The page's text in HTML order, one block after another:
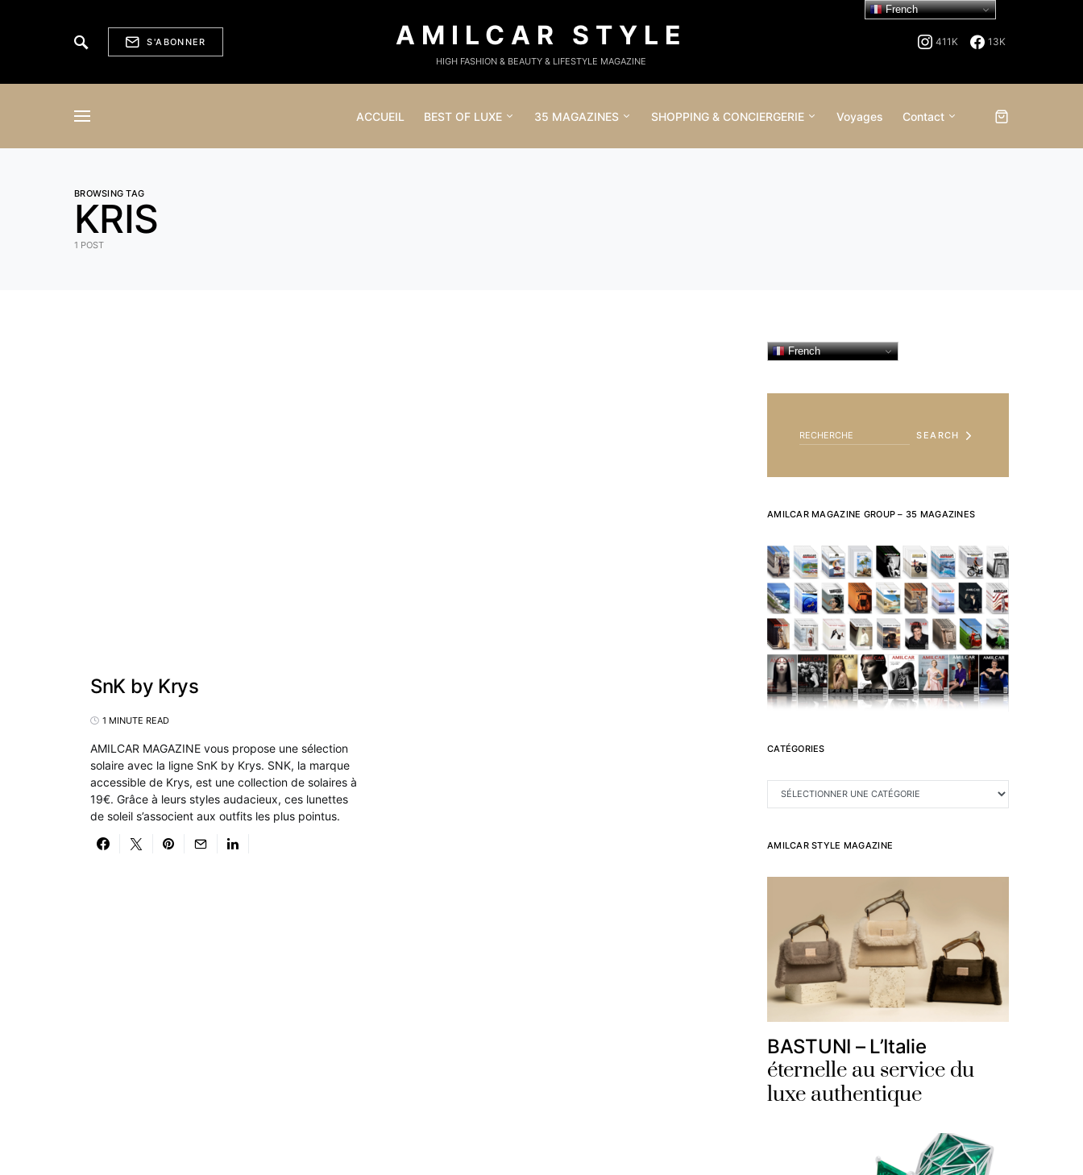
S'ABONNER AMILCAR STYLE
HIGH FASHION & BEAUTY & LIFESTYLE MAGAZINE
411K 13K
ACCUEIL BEST OF LUXE 35 MAGAZINES SHOPPING & CONCIERGERIE Voyages Contact
BROWSING TAG
KRIS
1 POST
SnK by Krys
1 MINUTE READ
AMILCAR MAGAZINE vous propose une sélection
solaire avec la ligne SnK by Krys. SNK, la marque
accessible de Krys, est une collection de solaires à
19€. Grâce à leurs styles audacieux, ces lunettes
de soleil s’associent aux outfits les plus pointus.
French
SEARCH
AMILCAR MAGAZINE GROUP – 35 MAGAZINES
CATÉGORIES
CATÉGORIES
AMILCAR STYLE MAGAZINE
BASTUNI – L’Italie
éternelle au service du
luxe authentique
French